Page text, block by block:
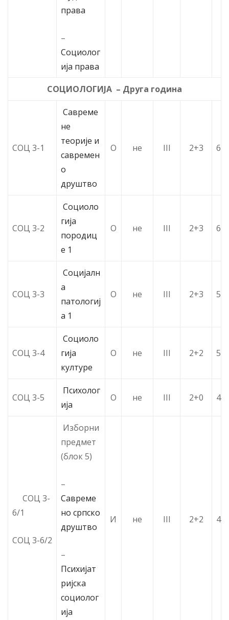
права
–
Социолог
ија права
СОЦИОЛОГИЈА – Друга година
СОЦ 3-1
Савреме
не
теорије и
савремен
о
друштво
О не III 2+3 6
СОЦ 3-2
Социоло
гија
породиц
е 1
О не III 2+3 6
СОЦ 3-3
Социјалн
а
патологиј
а 1
О не III 2+3 5
СОЦ 3-4
Социоло
гија
културе
О не III 2+2 5
СОЦ 3-5
Психолог
ија
О не III 2+0 4
СОЦ 3-
6/1
СОЦ 3-6/2
Изборни
предмет
(блок 5)
–
Савреме
но српско
друштво
–
Психијат
ријска
социолог
ија
И не III 2+2 4